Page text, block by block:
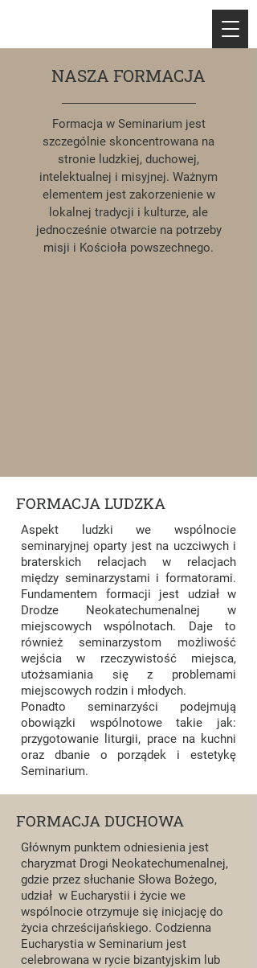
NASZA FORMACJA
Formacja w Seminarium jest
szczególnie skoncentrowana na
stronie ludzkiej, duchowej,
intelektualnej i misyjnej. Ważnym
elementem jest zakorzenienie w
lokalnej tradycji i kulturze, ale
jednocześnie otwarcie na potrzeby
misji i Kościoła powszechnego.
FORMACJA LUDZKA
Aspekt ludzki we wspólnocie
seminaryjnej oparty jest na uczciwych i
braterskich relacjach w relacjach
między seminarzystami i formatorami.
Fundamentem formacji jest udział w
Drodze Neokatechumenalnej w
miejscowych wspólnotach. Daje to
również seminarzystom możliwość
wejścia w rzeczywistość miejsca,
utożsamiania się z problemami
miejscowych rodzin i młodych.
Ponadto seminarzyści podejmują
obowiązki wspólnotowe takie jak:
przygotowanie liturgii, prace na kuchni
oraz dbanie o porządek i estetykę
Seminarium.
FORMACJA DUCHOWA
Głównym punktem odniesienia jest
charyzmat Drogi Neokatechumenalnej,
gdzie przez słuchanie Słowa Bożego,
udział w Eucharystii i życie we
wspólnocie otrzymuje się inicjację do
życia chrześcijańskiego. Codzienna
Eucharystia w Seminarium jest
celebrowana w rycie bizantyjskim lub